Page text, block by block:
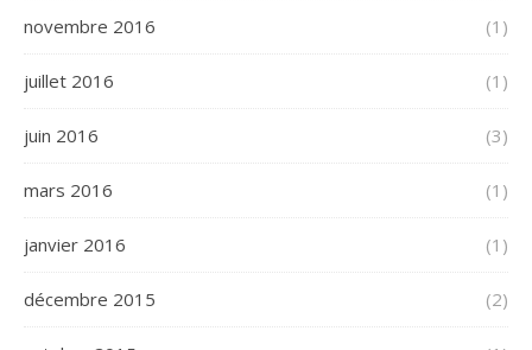
novembre 2016 (1)
juillet 2016 (1)
juin 2016 (3)
mars 2016 (1)
janvier 2016 (1)
décembre 2015 (2)